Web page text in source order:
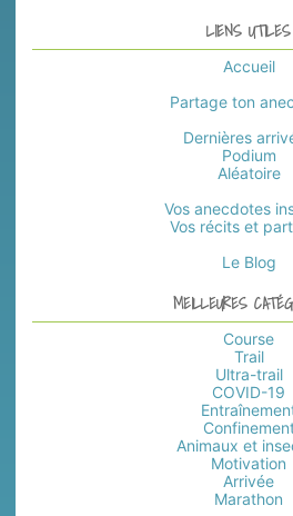
LIENS UTILES
Accueil
Partage ton
Dernières
Podium
Aléatoire
Vos anecdotes
Vos récits et
Le Blog
MEILLEURES
Course
Trail
Ultra-trail
COVID-19
Animaux et
Motivation
Arrivée
Marathon